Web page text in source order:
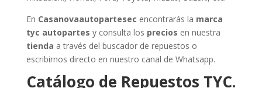
En Casanovaautopartesec encontrarás la marca
tyc autopartes y consulta los precios en nuestra
tienda a través del buscador de repuestos o
escribirnos directo en nuestro canal de Whatsapp.
Catálogo de Repuestos TYC.